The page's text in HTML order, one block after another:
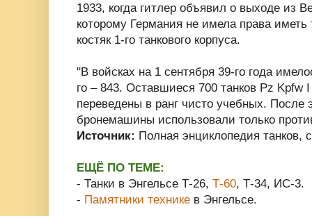
1933, когда гитлер объявил о выходе из
которому Германия не имела права
костяк 1-го танкового корпуса.
"В войсках на 1 сентября 39-го года
го – 843. Оставшиеся 700 танков Pz Kpfw
переведены в ранг чисто учебных. После
бронемашины использовали только
Источник: Полная энциклопедия танков,
ЕЩЁ ПО ТЕМЕ:
- Танки в Энгельсе Т-26, Т-60, Т-34, ИС-3.
- Памятники технике в Энгельсе.